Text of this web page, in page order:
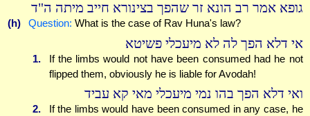
גופא אמר רב הונא זר שהפך בצינורא חייב מיתה ה"ד
(h) Question: What is the case of Rav Huna's law?
אי דלא הפך לה לא מיעכלי פשיטא
1.
If the limbs would not have been consumed had he not
flipped them, obviously he is liable for Avodah!
ואי דלא הפך בהו נמי מיעכלי מאי קא עביד
2.
If the limbs would have been consumed in any case, he